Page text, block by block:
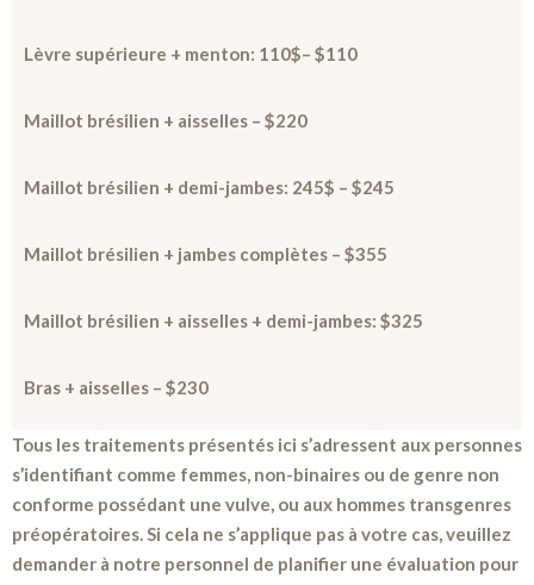
Lèvre supérieure + menton: 110$– $110
Maillot brésilien + aisselles – $220
Maillot brésilien + demi-jambes: 245$ – $245
Maillot brésilien + jambes complètes – $355
Maillot brésilien + aisselles + demi-jambes: $325
Bras + aisselles – $230
Tous les traitements présentés ici s’adressent aux personnes
s’identifiant comme femmes, non-binaires ou de genre non
conforme possédant une vulve, ou aux hommes transgenres
préopératoires. Si cela ne s’applique pas à votre cas, veuillez
demander à notre personnel de planifier une évaluation pour